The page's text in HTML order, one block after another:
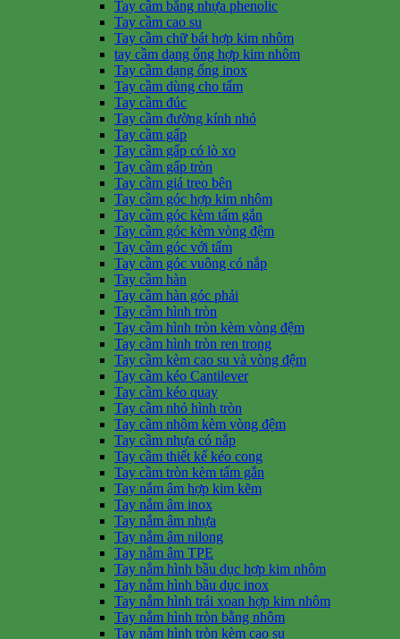
Tay cầm bằng nhựa phenolic
Tay cầm cao su
Tay cầm chữ bát hợp kim nhôm
tay cầm dạng ống hợp kim nhôm
Tay cầm dạng ống inox
Tay cầm dùng cho tấm
Tay cầm đúc
Tay cầm đường kính nhỏ
Tay cầm gấp
Tay cầm gấp có lò xo
Tay cầm gấp tròn
Tay cầm giá treo bên
Tay cầm góc hợp kim nhôm
Tay cầm góc kèm tấm gắn
Tay cầm góc kèm vòng đệm
Tay cầm góc với tấm
Tay cầm góc vuông có nắp
Tay cầm hàn
Tay cầm hàn góc phải
Tay cầm hình tròn
Tay cầm hình tròn kèm vòng đệm
Tay cầm hình tròn ren trong
Tay cầm kèm cao su và vòng đệm
Tay cầm kéo Cantilever
Tay cầm kéo quay
Tay cầm nhỏ hình tròn
Tay cầm nhôm kèm vòng đệm
Tay cầm nhựa có nắp
Tay cầm thiết kế kéo cong
Tay cầm tròn kèm tấm gắn
Tay nắm âm hợp kim kẽm
Tay nắm âm inox
Tay nắm âm nhựa
Tay nắm âm nilong
Tay nắm âm TPE
Tay nắm hình bầu dục hợp kim nhôm
Tay nắm hình bầu dục inox
Tay nắm hình trái xoan hợp kim nhôm
Tay nắm hình tròn bằng nhôm
Tay nắm hình tròn kèm cao su